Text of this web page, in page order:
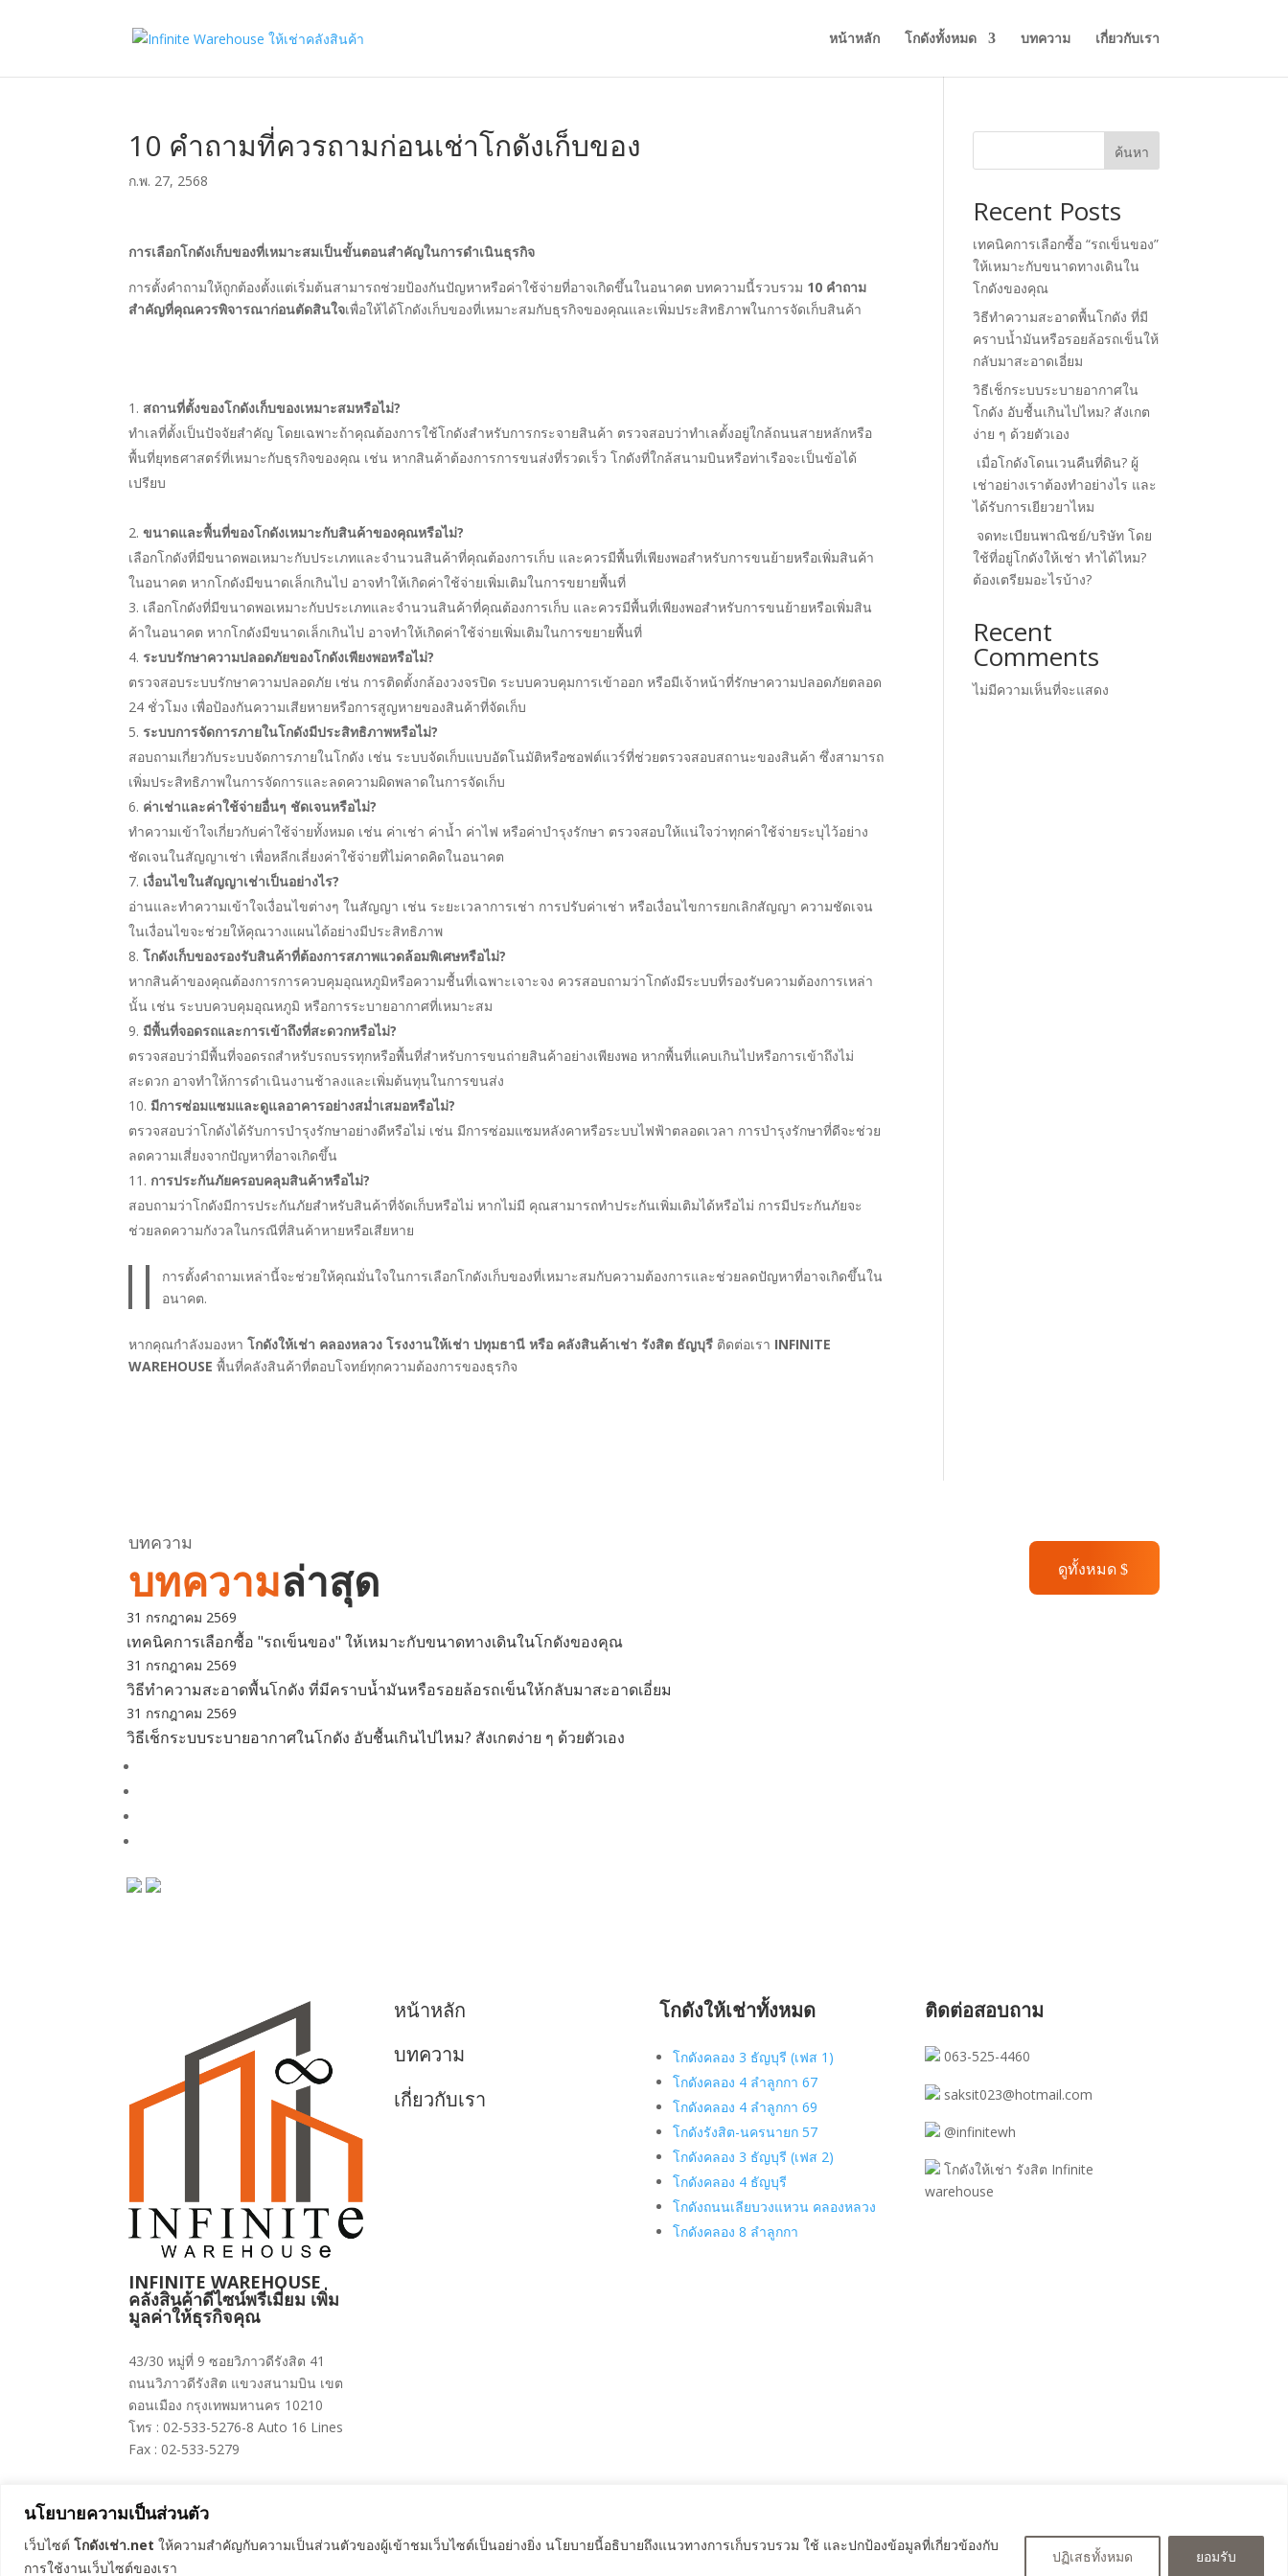
นโยบายความเป็นส่วนตัว
เว็บไซต์ โกดังเช่า.net ให้ความสำคัญกับความเป็นส่วนตัวของผู้เข้าชมเว็บไซต์เป็นอย่างยิ่ง นโยบายนี้อธิบายถึงแนวทางการเก็บรวบรวม ใช้ และปกป้องข้อมูลที่เกี่ยวข้องกับ
การใช้งานเว็บไซต์ของเรา
ปฏิเสธทั้งหมด ยอมรับ
หน้าหลัก โกดังทั้งหมด บทความ เกี่ยวกับเรา
10 คำถามที่ควรถามก่อนเช่าโกดังเก็บของ
ก.พ. 27, 2568
การเลือกโกดังเก็บของที่เหมาะสมเป็นขั้นตอนสำคัญในการดำเนินธุรกิจ
การตั้งคำถามให้ถูกต้องตั้งแต่เริ่มต้นสามารถช่วยป้องกันปัญหาหรือค่าใช้จ่ายที่อาจเกิดขึ้นในอนาคต บทความนี้รวบรวม 10 คำถาม
สำคัญที่คุณควรพิจารณาก่อนตัดสินใจเพื่อให้ได้โกดังเก็บของที่เหมาะสมกับธุรกิจของคุณและเพิ่มประสิทธิภาพในการจัดเก็บสินค้า
สถานที่ตั้งของโกดังเก็บของเหมาะสมหรือไม่?
ทำเลที่ตั้งเป็นปัจจัยสำคัญ โดยเฉพาะถ้าคุณต้องการใช้โกดังสำหรับการกระจายสินค้า ตรวจสอบว่าทำเลตั้งอยู่ใกล้ถนนสายหลักหรือ
พื้นที่ยุทธศาสตร์ที่เหมาะกับธุรกิจของคุณ เช่น หากสินค้าต้องการการขนส่งที่รวดเร็ว โกดังที่ใกล้สนามบินหรือท่าเรือจะเป็นข้อได้
เปรียบ
ขนาดและพื้นที่ของโกดังเหมาะกับสินค้าของคุณหรือไม่?
เลือกโกดังที่มีขนาดพอเหมาะกับประเภทและจำนวนสินค้าที่คุณต้องการเก็บ และควรมีพื้นที่เพียงพอสำหรับการขนย้ายหรือเพิ่มสินค้า
ในอนาคต หากโกดังมีขนาดเล็กเกินไป อาจทำให้เกิดค่าใช้จ่ายเพิ่มเติมในการขยายพื้นที่
เลือกโกดังที่มีขนาดพอเหมาะกับประเภทและจำนวนสินค้าที่คุณต้องการเก็บ และควรมีพื้นที่เพียงพอสำหรับการขนย้ายหรือเพิ่มสิน
ค้าในอนาคต หากโกดังมีขนาดเล็กเกินไป อาจทำให้เกิดค่าใช้จ่ายเพิ่มเติมในการขยายพื้นที่
ระบบรักษาความปลอดภัยของโกดังเพียงพอหรือไม่?
ตรวจสอบระบบรักษาความปลอดภัย เช่น การติดตั้งกล้องวงจรปิด ระบบควบคุมการเข้าออก หรือมีเจ้าหน้าที่รักษาความปลอดภัยตลอด
24 ชั่วโมง เพื่อป้องกันความเสียหายหรือการสูญหายของสินค้าที่จัดเก็บ
ระบบการจัดการภายในโกดังมีประสิทธิภาพหรือไม่?
สอบถามเกี่ยวกับระบบจัดการภายในโกดัง เช่น ระบบจัดเก็บแบบอัตโนมัติหรือซอฟต์แวร์ที่ช่วยตรวจสอบสถานะของสินค้า ซึ่งสามารถ
เพิ่มประสิทธิภาพในการจัดการและลดความผิดพลาดในการจัดเก็บ
ค่าเช่าและค่าใช้จ่ายอื่นๆ ชัดเจนหรือไม่?
ทำความเข้าใจเกี่ยวกับค่าใช้จ่ายทั้งหมด เช่น ค่าเช่า ค่าน้ำ ค่าไฟ หรือค่าบำรุงรักษา ตรวจสอบให้แน่ใจว่าทุกค่าใช้จ่ายระบุไว้อย่าง
ชัดเจนในสัญญาเช่า เพื่อหลีกเลี่ยงค่าใช้จ่ายที่ไม่คาดคิดในอนาคต
เงื่อนไขในสัญญาเช่าเป็นอย่างไร?
อ่านและทำความเข้าใจเงื่อนไขต่างๆ ในสัญญา เช่น ระยะเวลาการเช่า การปรับค่าเช่า หรือเงื่อนไขการยกเลิกสัญญา ความชัดเจน
ในเงื่อนไขจะช่วยให้คุณวางแผนได้อย่างมีประสิทธิภาพ
โกดังเก็บของรองรับสินค้าที่ต้องการสภาพแวดล้อมพิเศษหรือไม่?
หากสินค้าของคุณต้องการการควบคุมอุณหภูมิหรือความชื้นที่เฉพาะเจาะจง ควรสอบถามว่าโกดังมีระบบที่รองรับความต้องการเหล่า
นั้น เช่น ระบบควบคุมอุณหภูมิ หรือการระบายอากาศที่เหมาะสม
มีพื้นที่จอดรถและการเข้าถึงที่สะดวกหรือไม่?
ตรวจสอบว่ามีพื้นที่จอดรถสำหรับรถบรรทุกหรือพื้นที่สำหรับการขนถ่ายสินค้าอย่างเพียงพอ หากพื้นที่แคบเกินไปหรือการเข้าถึงไม่
สะดวก อาจทำให้การดำเนินงานช้าลงและเพิ่มต้นทุนในการขนส่ง
มีการซ่อมแซมและดูแลอาคารอย่างสม่ำเสมอหรือไม่?
ตรวจสอบว่าโกดังได้รับการบำรุงรักษาอย่างดีหรือไม่ เช่น มีการซ่อมแซมหลังคาหรือระบบไฟฟ้าตลอดเวลา การบำรุงรักษาที่ดีจะช่วย
ลดความเสี่ยงจากปัญหาที่อาจเกิดขึ้น
การประกันภัยครอบคลุมสินค้าหรือไม่?
สอบถามว่าโกดังมีการประกันภัยสำหรับสินค้าที่จัดเก็บหรือไม่ หากไม่มี คุณสามารถทำประกันเพิ่มเติมได้หรือไม่ การมีประกันภัยจะ
ช่วยลดความกังวลในกรณีที่สินค้าหายหรือเสียหาย
การตั้งคำถามเหล่านี้จะช่วยให้คุณมั่นใจในการเลือกโกดังเก็บของที่เหมาะสมกับความต้องการและช่วยลดปัญหาที่อาจเกิดขึ้นใน
อนาคต.
หากคุณกำลังมองหาโกดังให้เช่า คลองหลวง โรงงานให้เช่า ปทุมธานี หรือ คลังสินค้าเช่า รังสิต ธัญบุรี ติดต่อเรา INFINITE
WAREHOUSE พื้นที่คลังสินค้าที่ตอบโจทย์ทุกความต้องการของธุรกิจ
ค้นหา
Recent Posts
เทคนิคการเลือกซื้อ “รถเข็นของ”
ให้เหมาะกับขนาดทางเดินใน
โกดังของคุณ
วิธีทำความสะอาดพื้นโกดัง ที่มี
คราบน้ำมันหรือรอยล้อรถเข็นให้
กลับมาสะอาดเอี่ยม
วิธีเช็กระบบระบายอากาศใน
โกดัง อับชื้นเกินไปไหม? สังเกต
ง่าย ๆ ด้วยตัวเอง
เมื่อโกดังโดนเวนคืนที่ดิน? ผู้
เช่าอย่างเราต้องทำอย่างไร และ
ได้รับการเยียวยาไหม
จดทะเบียนพาณิชย์/บริษัท โดย
ใช้ที่อยู่โกดังให้เช่า ทำได้ไหม?
ต้องเตรียมอะไรบ้าง?
Recent
Comments
ไม่มีความเห็นที่จะแสดง
บทความ
บทความล่าสุด ดูทั้งหมด
31 กรกฎาคม 2569
เทคนิคการเลือกซื้อ "รถเข็นของ" ให้เหมาะกับขนาดทางเดินในโกดังของคุณ
31 กรกฎาคม 2569
วิธีทำความสะอาดพื้นโกดัง ที่มีคราบน้ำมันหรือรอยล้อรถเข็นให้กลับมาสะอาดเอี่ยม
31 กรกฎาคม 2569
วิธีเช็กระบบระบายอากาศในโกดัง อับชื้นเกินไปไหม? สังเกตง่าย ๆ ด้วยตัวเอง
INFINITE WAREHOUSE
คลังสินค้าดีไซน์พรีเมี่ยม เพิ่ม
มูลค่าให้ธุรกิจคุณ
43/30 หมู่ที่ 9 ซอยวิภาวดีรังสิต 41
ถนนวิภาวดีรังสิต แขวงสนามบิน เขต
ดอนเมือง กรุงเทพมหานคร 10210
โทร : 02-533-5276-8 Auto 16 Lines
Fax : 02-533-5279
หน้าหลัก
บทความ
เกี่ยวกับเรา
โกดังให้เช่าทั้งหมด
โกดังคลอง 3 ธัญบุรี (เฟส 1)
โกดังคลอง 4 ลำลูกกา 67
โกดังคลอง 4 ลำลูกกา 69
โกดังรังสิต-นครนายก 57
โกดังคลอง 3 ธัญบุรี (เฟส 2)
โกดังคลอง 4 ธัญบุรี
โกดังถนนเลียบวงแหวน คลองหลวง
โกดังคลอง 8 ลำลูกกา
ติดต่อสอบถาม
063-525-4460
saksit023@hotmail.com
@infinitewh
โกดังให้เช่า รังสิต Infinite
warehouse
© 2024 โกดังเช่า.net All Right Reserved